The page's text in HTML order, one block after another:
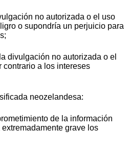
no autorizada o el uso
o supondría un perjuicio para
divulgación no autorizada o el
contrario a los intereses
neozelandesa:
de la información
grave los